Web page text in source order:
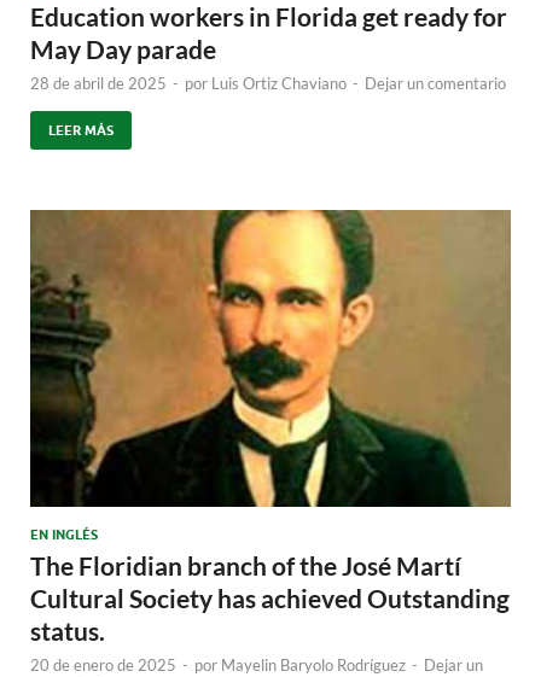
Education workers in Florida get ready for
May Day parade
28 de abril de 2025 - por Luis Ortiz Chaviano - Dejar un comentario
LEER MÁS
EN INGLÉS
The Floridian branch of the José Martí
Cultural Society has achieved Outstanding
status.
20 de enero de 2025 - por Mayelin Baryolo Rodríguez - Dejar un